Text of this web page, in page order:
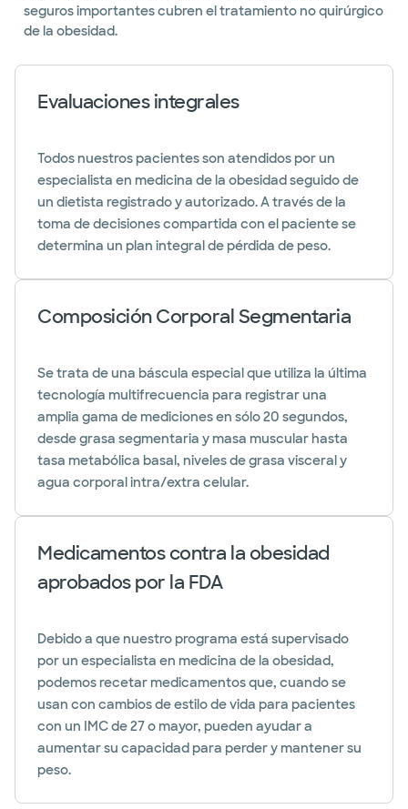
seguros importantes cubren el tratamiento no quirúrgico
de la obesidad.
Evaluaciones integrales
Todos nuestros pacientes son atendidos por un
especialista en medicina de la obesidad seguido de
un dietista registrado y autorizado. A través de la
toma de decisiones compartida con el paciente se
determina un plan integral de pérdida de peso.
Composición Corporal Segmentaria
Se trata de una báscula especial que utiliza la última
tecnología multifrecuencia para registrar una
amplia gama de mediciones en sólo 20 segundos,
desde grasa segmentaria y masa muscular hasta
tasa metabólica basal, niveles de grasa visceral y
agua corporal intra/extra celular.
Medicamentos contra la obesidad
aprobados por la FDA
Debido a que nuestro programa está supervisado
por un especialista en medicina de la obesidad,
podemos recetar medicamentos que, cuando se
usan con cambios de estilo de vida para pacientes
con un IMC de 27 o mayor, pueden ayudar a
aumentar su capacidad para perder y mantener su
peso.